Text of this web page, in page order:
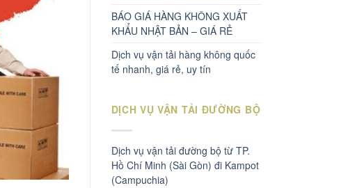
BÁO GIÁ HÀNG KHÔNG XUẤT
KHẨU NHẬT BẢN – GIÁ RẺ
Dịch vụ vận tải hàng không quốc
tế nhanh, giá rẻ, uy tín
DỊCH VỤ VẬN TẢI ĐƯỜNG BỘ
Dịch vụ vận tải đường bộ từ TP.
Hồ Chí Minh (Sài Gòn) đi Kampot
(Campuchia)